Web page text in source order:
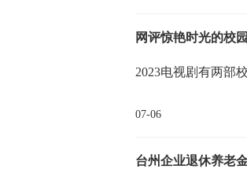
网评惊艳时光的校
2023电视剧有两部
07-06
台州企业退休养老